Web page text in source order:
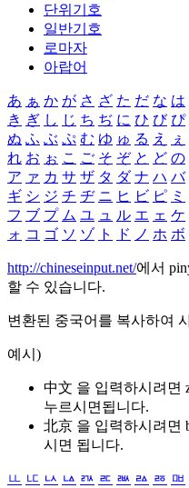
단위기호
일반기호
로마자
아랍어
あ ぁ か が さ ざ た だ な は
き ぎ し じ ち ぢ に ひ び ぴ
ぬ ふ ぶ ぷ む ゆ ゅ る え ぇ
れ お ぉ こ ご そ ぞ と ど の
ア ァ カ サ ザ タ ダ ナ ハ バ
ギ シ ジ チ ヂ ニ ヒ ビ ピ ミ
フ ブ プ ム ユ ュ ル エ ェ ケ
ォ コ ゴ ソ ゾ ト ド ノ ホ ボ
http://chineseinput.net/에서
할 수 있습니다.
변환된 중국어를 복사하여
예시)
中文 을 입력하시려면
누르시면됩니다.
北京 을 입력하시려면
시면 됩니다.
ㅥ ㅦ ㅧ ㅨ ㅩ ㅪ ㅫ ㅬ ㅭ ㅮ